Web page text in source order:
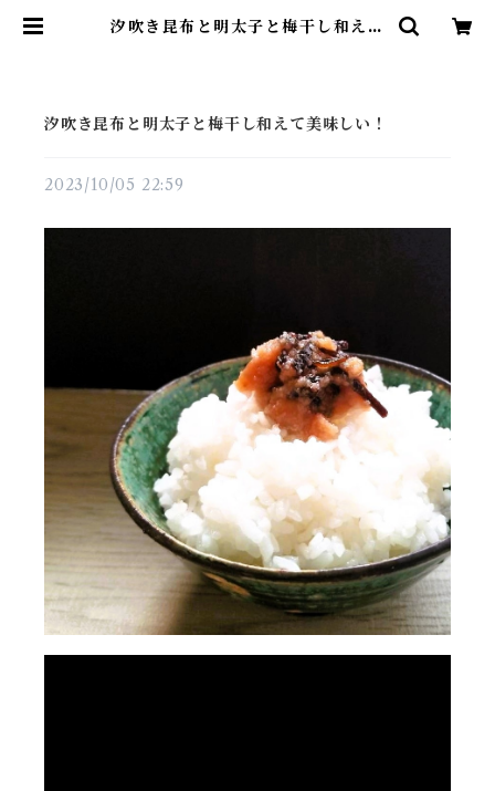
汐吹き昆布と明太子と梅干し和えて
汐吹き昆布と明太子と梅干し和えて美味しい！
2023/10/05 22:59